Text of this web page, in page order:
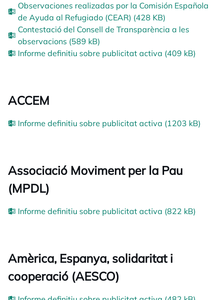
Observaciones realizadas por la Comisión Española
de Ayuda al Refugiado (CEAR) (428 KB)
Contestació del Consell de Transparència a les
observacions (589 kB)
Informe definitiu sobre publicitat activa (409 kB)
ACCEM
Informe definitiu sobre publicitat activa (1203 kB)
Associació Moviment per la Pau
(MPDL)
Informe definitiu sobre publicitat activa (822 kB)
Amèrica, Espanya, solidaritat i
cooperació (AESCO)